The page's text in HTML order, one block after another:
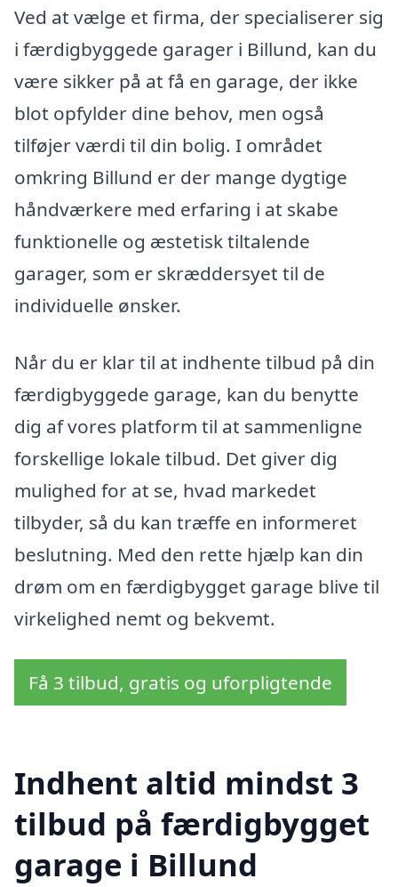
Ved at vælge et firma, der specialiserer sig
i færdigbyggede garager i Billund, kan du
være sikker på at få en garage, der ikke
blot opfylder dine behov, men også
tilføjer værdi til din bolig. I området
omkring Billund er der mange dygtige
håndværkere med erfaring i at skabe
funktionelle og æstetisk tiltalende
garager, som er skræddersyet til de
individuelle ønsker.
Når du er klar til at indhente tilbud på din
færdigbyggede garage, kan du benytte
dig af vores platform til at sammenligne
forskellige lokale tilbud. Det giver dig
mulighed for at se, hvad markedet
tilbyder, så du kan træffe en informeret
beslutning. Med den rette hjælp kan din
drøm om en færdigbygget garage blive til
virkelighed nemt og bekvemt.
Få 3 tilbud, gratis og uforpligtende
Indhent altid mindst 3
tilbud på færdigbygget
garage i Billund